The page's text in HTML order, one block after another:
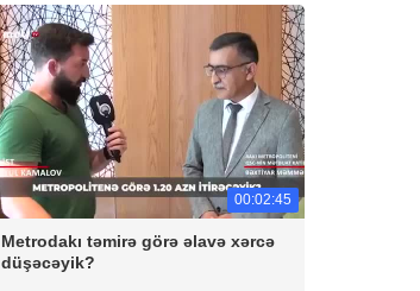
00:02:45
Metrodakı təmirə görə əlavə xərcə
düşəcəyik?